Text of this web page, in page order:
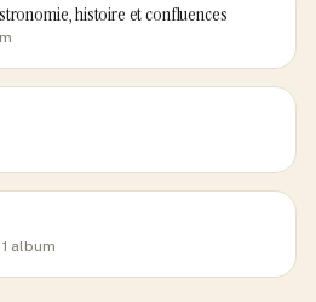
histoire et confluences
1 album